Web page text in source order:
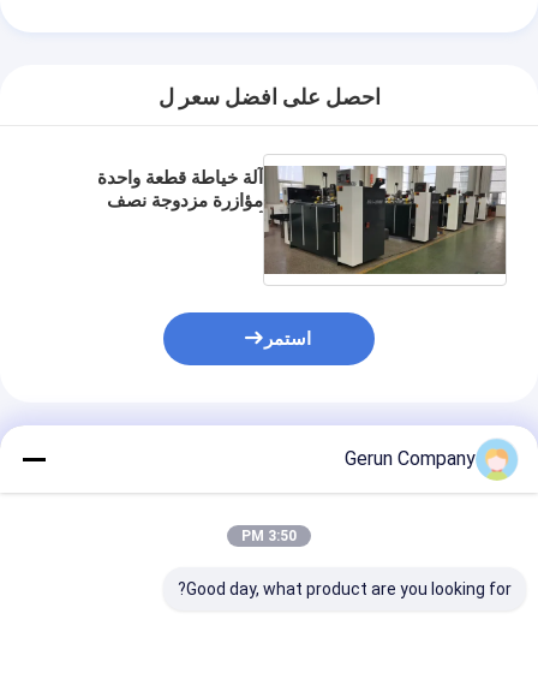
احصل على افضل سعر ل
آلة خياطة قطعة واحدة
مؤازرة مزدوجة نصف
استمر
المنتجات الموصى بها
Gerun Company
3:50 PM
Good day, what product are you looking for?